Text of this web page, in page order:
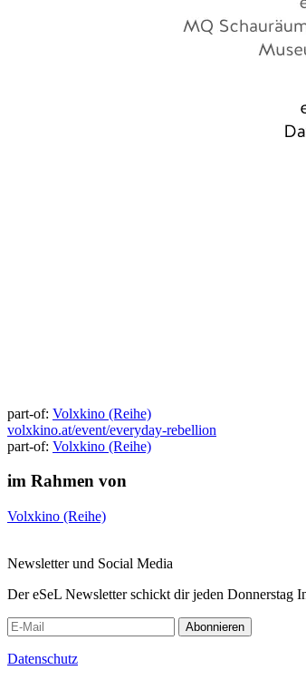
part-of: Volxkino (Reihe)
volxkino.at/event/everyday-rebellion
part-of: Volxkino (Reihe)
im Rahmen von
Volxkino (Reihe)
Newsletter und Social Media
Der eSeL Newsletter schickt dir jeden Donnerstag
Abonnieren
Datenschutz